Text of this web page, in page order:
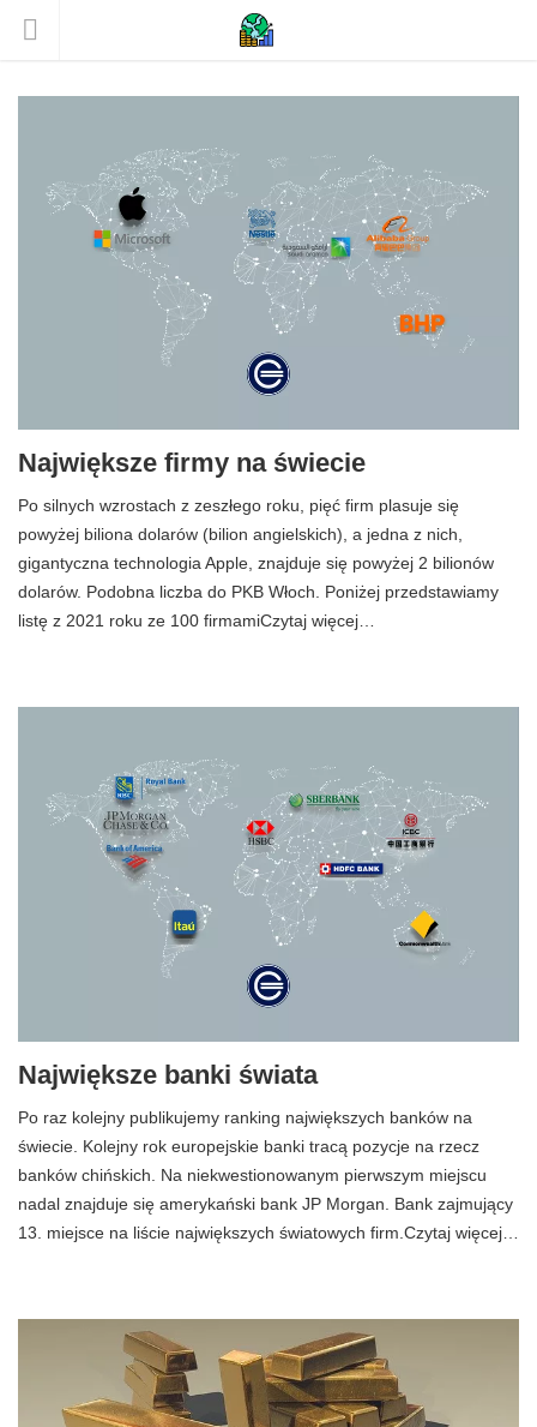
Największe firmy na świecie
Po silnych wzrostach z zeszłego roku, pięć firm plasuje się
powyżej biliona dolarów (bilion angielskich), a jedna z nich,
gigantyczna technologia Apple, znajduje się powyżej 2 bilionów
dolarów. Podobna liczba do PKB Włoch. Poniżej przedstawiamy
listę z 2021 roku ze 100 firmamiCzytaj więcej…
Największe banki świata
Po raz kolejny publikujemy ranking największych banków na
świecie. Kolejny rok europejskie banki tracą pozycje na rzecz
banków chińskich. Na niekwestionowanym pierwszym miejscu
nadal znajduje się amerykański bank JP Morgan. Bank zajmujący
13. miejsce na liście największych światowych firm.Czytaj więcej…